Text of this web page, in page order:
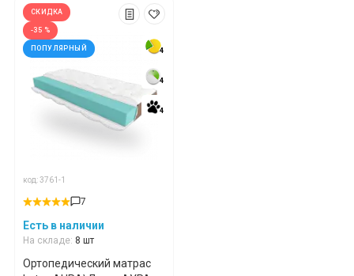
4
4
4
СКИДКА
-35 %
ПОПУЛЯРНЫЙ
код: 3761-1
7
Есть в наличии
На складе: 8 шт
4
4
4
Ортопедический матрас